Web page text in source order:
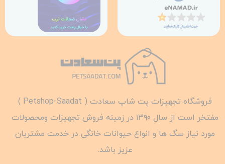
فروشگاه تجهیزات پت شاپ سعادت ( Petshop-Saadat )
مفتخر است از سال ۱۳۹۰ در زمینه فروش تجهیزات ومحصولات
مورد نیاز سگ ها و انواع حیوانات خانگی در خدمت مشتریان
عزیز باشد.